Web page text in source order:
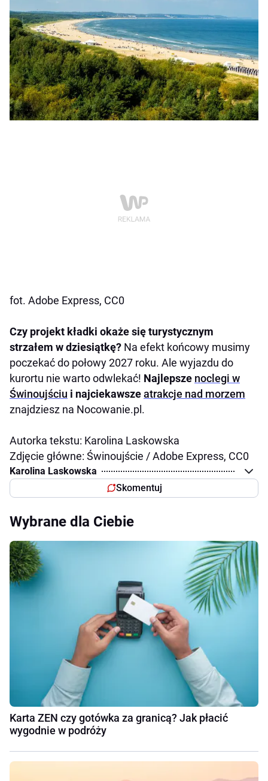
fot. Adobe Express, CC0
Czy projekt kładki okaże się turystycznym
strzałem w dziesiątkę? Na efekt końcowy musimy
poczekać do połowy 2027 roku. Ale wyjazdu do
kurortu nie warto odwlekać! Najlepsze noclegi w
Świnoujściu i najciekawszeatrakcje nad morzem
znajdziesz na Nocowanie.pl.
Autorka tekstu: Karolina Laskowska
Zdjęcie główne: Świnoujście /Adobe Express, CC0
Karolina Laskowska
Skomentuj
Wybrane dla Ciebie
Karta ZEN czy gotówka za granicą? Jak płacić
wygodnie w podróży